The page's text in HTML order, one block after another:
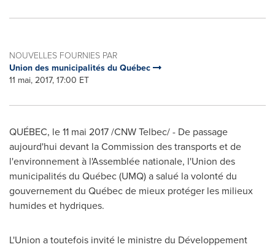
NOUVELLES FOURNIES PAR
Union des municipalités du Québec
11 mai, 2017, 17:00 ET
QUÉBEC, le 11 mai 2017 /CNW Telbec/ - De passage
aujourd'hui devant la Commission des transports et de
l'environnement à l'Assemblée nationale, l'Union des
municipalités du Québec (UMQ) a salué la volonté du
gouvernement du Québec de mieux protéger les milieux
humides et hydriques.
L'Union a toutefois invité le ministre du Développement